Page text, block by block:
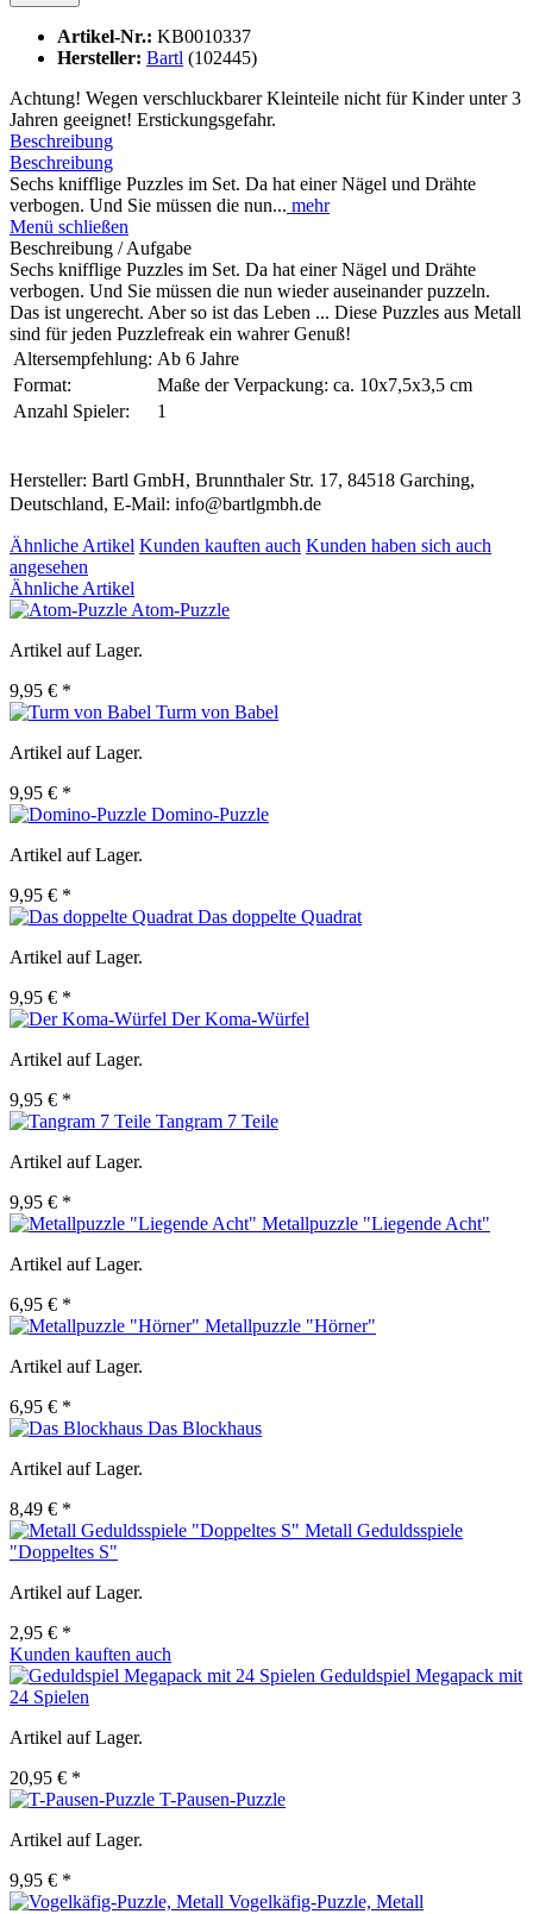
Artikel-Nr.: KB0010337
Hersteller: Bartl (102445)
Achtung! Wegen verschluckbarer Kleinteile nicht für Kinder unter 3
Jahren geeignet! Erstickungsgefahr.
Beschreibung
Beschreibung
Sechs knifflige Puzzles im Set. Da hat einer Nägel und Drähte
verbogen. Und Sie müssen die nun... mehr
Menü schließen
Beschreibung / Aufgabe
Sechs knifflige Puzzles im Set. Da hat einer Nägel und Drähte
verbogen. Und Sie müssen die nun wieder auseinander puzzeln.
Das ist ungerecht. Aber so ist das Leben ... Diese Puzzles aus Metall
sind für jeden Puzzlefreak ein wahrer Genuß!
Altersempfehlung: Ab 6 Jahre
Format:
Maße der Verpackung: ca. 10x7,5x3,5 cm
Anzahl Spieler:
1
Hersteller: Bartl GmbH, Brunnthaler Str. 17, 84518 Garching,
Deutschland, E-Mail: info@bartlgmbh.de
Ähnliche Artikel Kunden kauften auch Kunden haben sich auch
angesehen
Ähnliche Artikel
Atom-Puzzle
Artikel auf Lager.
9,95 € *
Turm von Babel
Artikel auf Lager.
9,95 € *
Domino-Puzzle
Artikel auf Lager.
9,95 € *
Das doppelte Quadrat
Artikel auf Lager.
9,95 € *
Der Koma-Würfel
Artikel auf Lager.
9,95 € *
Tangram 7 Teile
Artikel auf Lager.
9,95 € *
Metallpuzzle "Liegende Acht"
Artikel auf Lager.
6,95 € *
Metallpuzzle "Hörner"
Artikel auf Lager.
6,95 € *
Das Blockhaus
Artikel auf Lager.
8,49 € *
Metall Geduldsspiele
"Doppeltes S"
Artikel auf Lager.
2,95 € *
Kunden kauften auch
Geduldspiel Megapack mit
24 Spielen
Artikel auf Lager.
20,95 € *
T-Pausen-Puzzle
Artikel auf Lager.
9,95 € *
Vogelkäfig-Puzzle, Metall